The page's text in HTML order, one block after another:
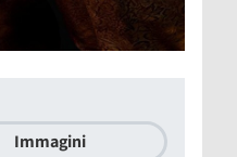
Immagini